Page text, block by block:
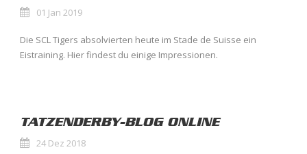
01 Jan 2019
Die SCL Tigers absolvierten heute im Stade de Suisse ein
Eistraining. Hier findest du einige Impressionen.
TATZENDERBY-BLOG ONLINE
24 Dez 2018